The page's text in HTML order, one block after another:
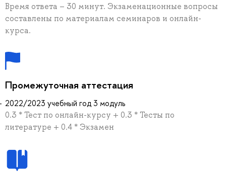
Время ответа – 30 минут. Экзаменационные вопросы
составлены по материалам семинаров и онлайн-
курса.
Промежуточная аттестация
2022/2023 учебный год 3 модуль
0.3 * Тест по онлайн-курсу + 0.3 * Тесты по
литературе + 0.4 * Экзамен